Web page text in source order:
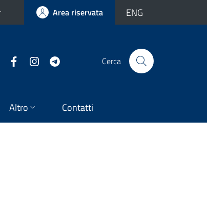
Area riservata ENG
Cerca
Altro Contatti